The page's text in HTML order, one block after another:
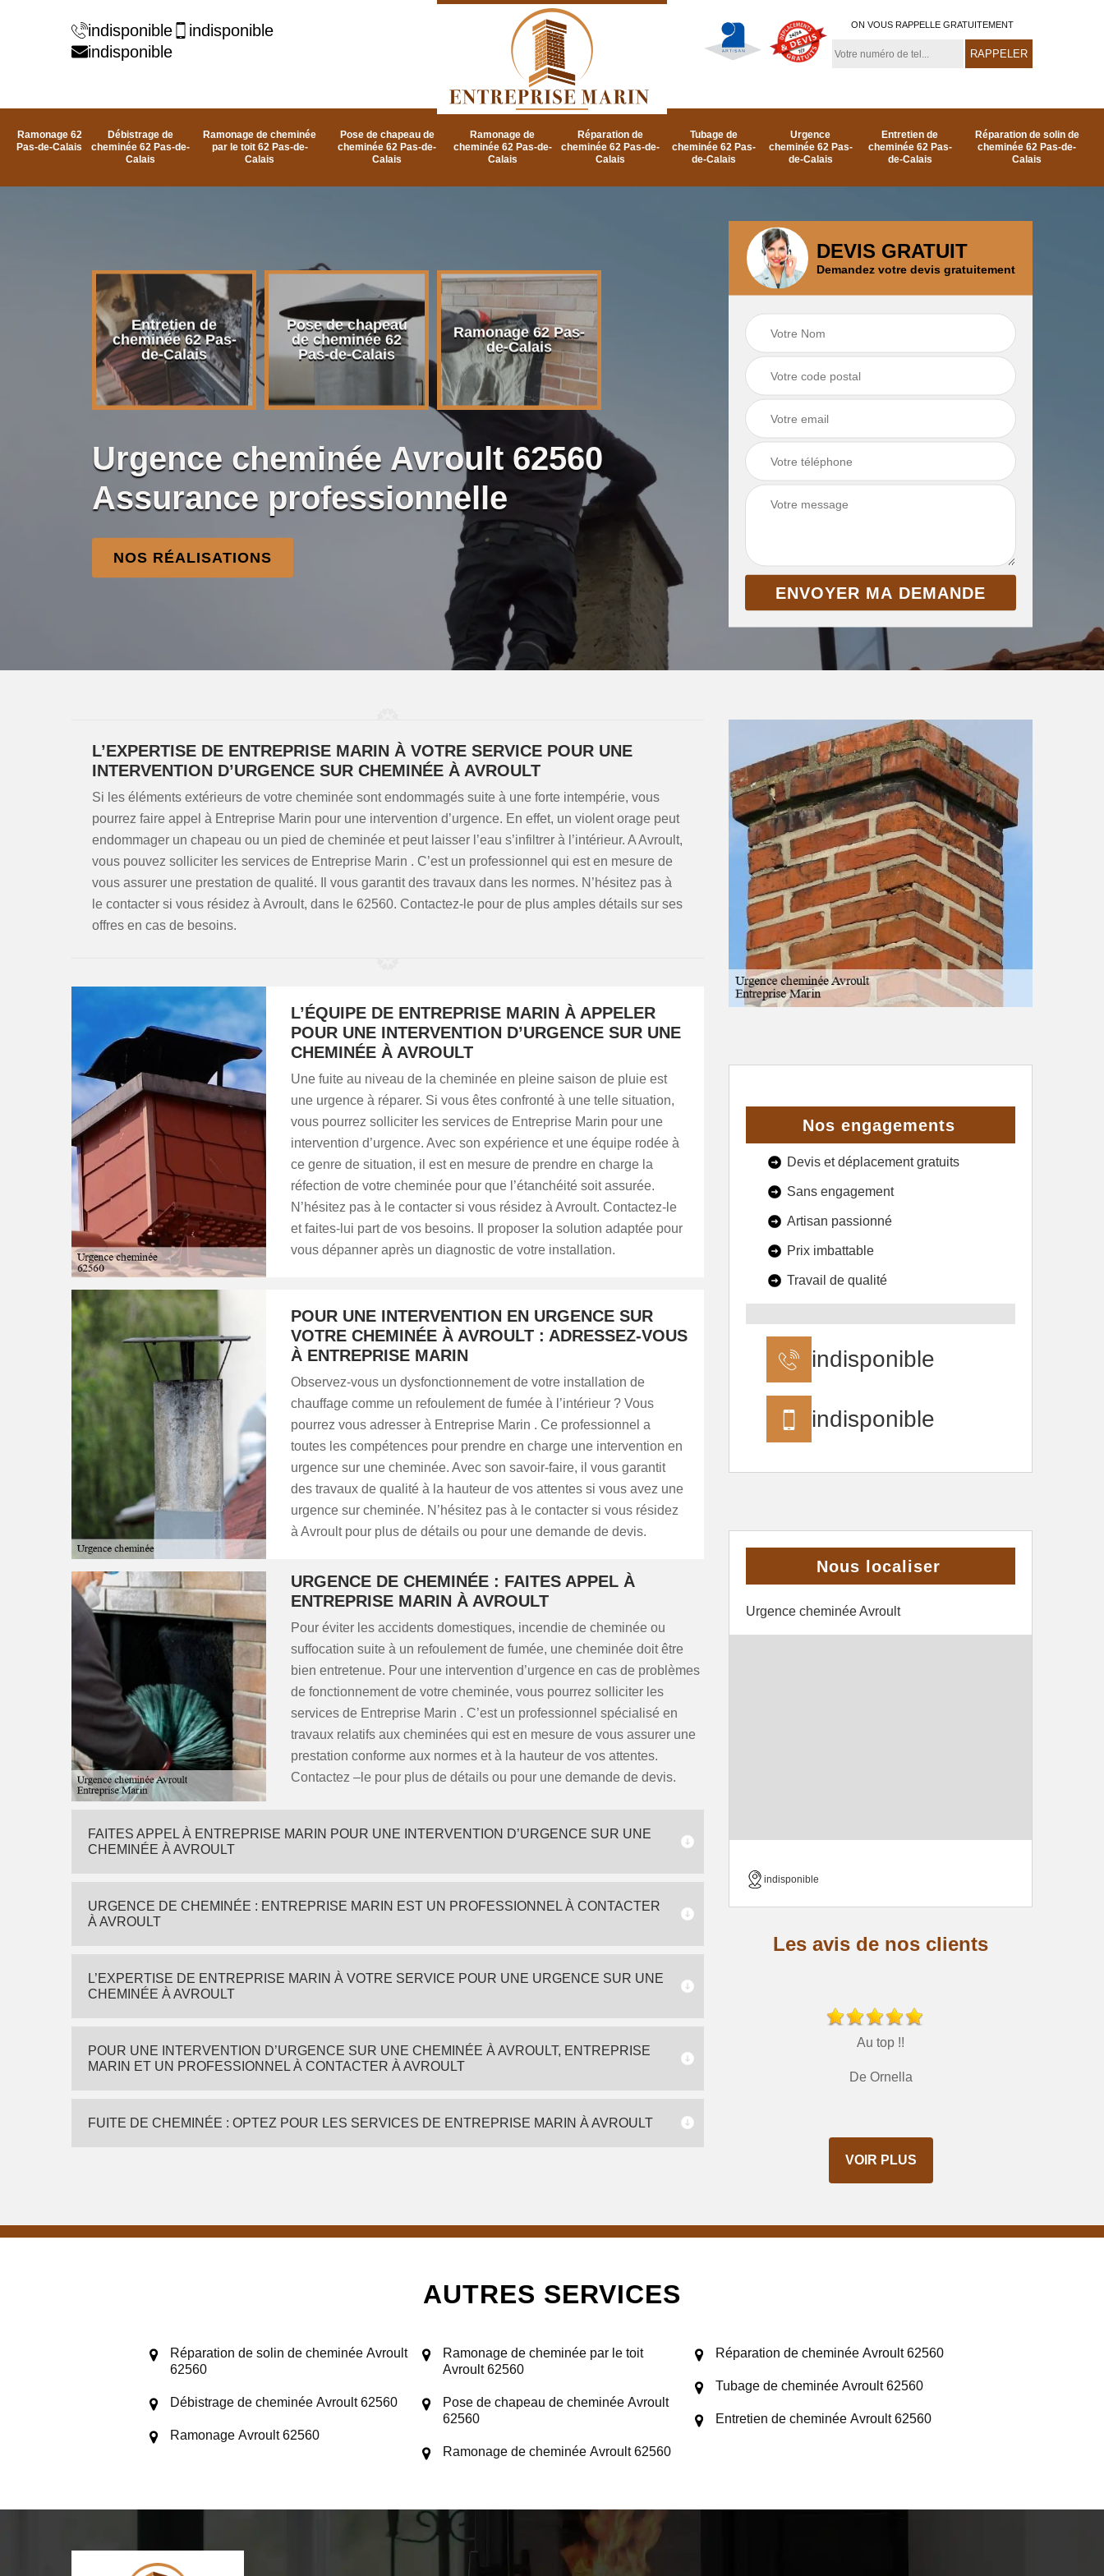
indisponible
indisponible
indisponible
ON VOUS RAPPELLE GRATUITEMENT
Ramonage 62
Pas-de-Calais
Débistrage de
cheminée 62 Pas-de-
Calais
Ramonage de cheminée
par le toit 62 Pas-de-
Calais
Pose de chapeau de
cheminée 62 Pas-de-
Calais
Ramonage de
cheminée 62 Pas-de-
Calais
Réparation de
cheminée 62 Pas-de-
Calais
Tubage de
cheminée 62 Pas-
de-Calais
Urgence
cheminée 62 Pas-
de-Calais
Entretien de
cheminée 62 Pas-
de-Calais
Réparation de solin de
cheminée 62 Pas-de-
Calais
Entretien de
cheminée 62 Pas-
de-Calais
Pose de chapeau
de cheminée 62
Pas-de-Calais
Ramonage 62 Pas-
de-Calais
cheminée 62 Pas-
cheminée par le toit
62 Pas-de-Calais
Réparation de
cheminée 62 Pas-
de-Calais
Urgence cheminée Avroult 62560
Assurance professionnelle
NOS RÉALISATIONS
DEVIS GRATUIT
Demandez votre devis gratuitement
L’EXPERTISE DE ENTREPRISE MARIN À VOTRE SERVICE POUR UNE
INTERVENTION D’URGENCE SUR CHEMINÉE À AVROULT
Si les éléments extérieurs de votre cheminée sont endommagés suite à une forte intempérie, vous
pourrez faire appel à Entreprise Marin pour une intervention d’urgence. En effet, un violent orage peut
endommager un chapeau ou un pied de cheminée et peut laisser l’eau s’infiltrer à l’intérieur. A Avroult,
vous pouvez solliciter les services de Entreprise Marin . C’est un professionnel qui est en mesure de
vous assurer une prestation de qualité. Il vous garantit des travaux dans les normes. N’hésitez pas à
le contacter si vous résidez à Avroult, dans le 62560. Contactez-le pour de plus amples détails sur ses
offres en cas de besoins.
L’ÉQUIPE DE ENTREPRISE MARIN À APPELER
POUR UNE INTERVENTION D’URGENCE SUR UNE
CHEMINÉE À AVROULT
Une fuite au niveau de la cheminée en pleine saison de pluie est
une urgence à réparer. Si vous êtes confronté à une telle situation,
vous pourrez solliciter les services de Entreprise Marin pour une
intervention d’urgence. Avec son expérience et une équipe rodée à
ce genre de situation, il est en mesure de prendre en charge la
réfection de votre cheminée pour que l’étanchéité soit assurée.
N’hésitez pas à le contacter si vous résidez à Avroult. Contactez-le
et faites-lui part de vos besoins. Il proposer la solution adaptée pour
vous dépanner après un diagnostic de votre installation.
POUR UNE INTERVENTION EN URGENCE SUR
VOTRE CHEMINÉE À AVROULT : ADRESSEZ-VOUS
À ENTREPRISE MARIN
Observez-vous un dysfonctionnement de votre installation de
chauffage comme un refoulement de fumée à l’intérieur ? Vous
pourrez vous adresser à Entreprise Marin . Ce professionnel a
toutes les compétences pour prendre en charge une intervention en
urgence sur une cheminée. Avec son savoir-faire, il vous garantit
des travaux de qualité à la hauteur de vos attentes si vous avez une
urgence sur cheminée. N’hésitez pas à le contacter si vous résidez
à Avroult pour plus de détails ou pour une demande de devis.
URGENCE DE CHEMINÉE : FAITES APPEL À
ENTREPRISE MARIN À AVROULT
Pour éviter les accidents domestiques, incendie de cheminée ou
suffocation suite à un refoulement de fumée, une cheminée doit être
bien entretenue. Pour une intervention d’urgence en cas de problèmes
de fonctionnement de votre cheminée, vous pourrez solliciter les
services de Entreprise Marin . C’est un professionnel spécialisé en
travaux relatifs aux cheminées qui est en mesure de vous assurer une
prestation conforme aux normes et à la hauteur de vos attentes.
Contactez –le pour plus de détails ou pour une demande de devis.
FAITES APPEL À ENTREPRISE MARIN POUR UNE INTERVENTION D’URGENCE SUR UNE
CHEMINÉE À AVROULT
URGENCE DE CHEMINÉE : ENTREPRISE MARIN EST UN PROFESSIONNEL À CONTACTER
À AVROULT
L’EXPERTISE DE ENTREPRISE MARIN À VOTRE SERVICE POUR UNE URGENCE SUR UNE
CHEMINÉE À AVROULT
POUR UNE INTERVENTION D’URGENCE SUR UNE CHEMINÉE À AVROULT, ENTREPRISE
MARIN ET UN PROFESSIONNEL À CONTACTER À AVROULT
FUITE DE CHEMINÉE : OPTEZ POUR LES SERVICES DE ENTREPRISE MARIN À AVROULT
Nos engagements
Devis et déplacement gratuits
Sans engagement
Artisan passionné
Prix imbattable
Travail de qualité
indisponible
indisponible
Nous localiser
Urgence cheminée Avroult
indisponible
Les avis de nos clients
Au top !!
De Ornella
VOIR PLUS
AUTRES SERVICES
Réparation de solin de cheminée Avroult
62560
Débistrage de cheminée Avroult 62560
Ramonage Avroult 62560
Ramonage de cheminée par le toit
Avroult 62560
Pose de chapeau de cheminée Avroult
62560
Ramonage de cheminée Avroult 62560
Réparation de cheminée Avroult 62560
Tubage de cheminée Avroult 62560
Entretien de cheminée Avroult 62560